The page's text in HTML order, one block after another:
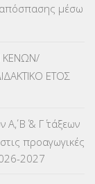
απόσπασης μέσω
ΚΕΝΩΝ/
ΕΤΟΣ
Β΄ & Γ΄ τάξεων
προαγωγικές
2027